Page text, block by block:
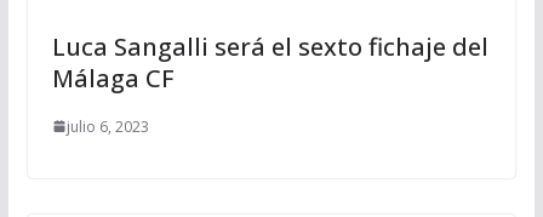
Luca Sangalli será el sexto fichaje del
Málaga CF
julio 6, 2023